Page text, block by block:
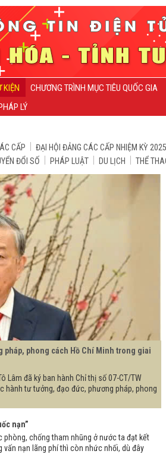
KIỆN CHƯƠNG TRÌNH MỤC TIÊU QUỐC GIA
LÝ
CẤP ĐẠI HỘI ĐẢNG CÁC CẤP NHIỆM KỲ
ĐỔI SỐ PHÁP LUẬT DU LỊCH THỂ
pháp, phong cách Hồ Chí Minh trong giai
Lâm đã ký ban hành Chỉ thị số 07-CT/TW
hành tư tưởng, đạo đức, phương pháp, phong
nạn”
phòng, chống tham nhũng ở nước ta đạt kết
vấn nạn lãng phí thì còn nhức nhối, dù đây